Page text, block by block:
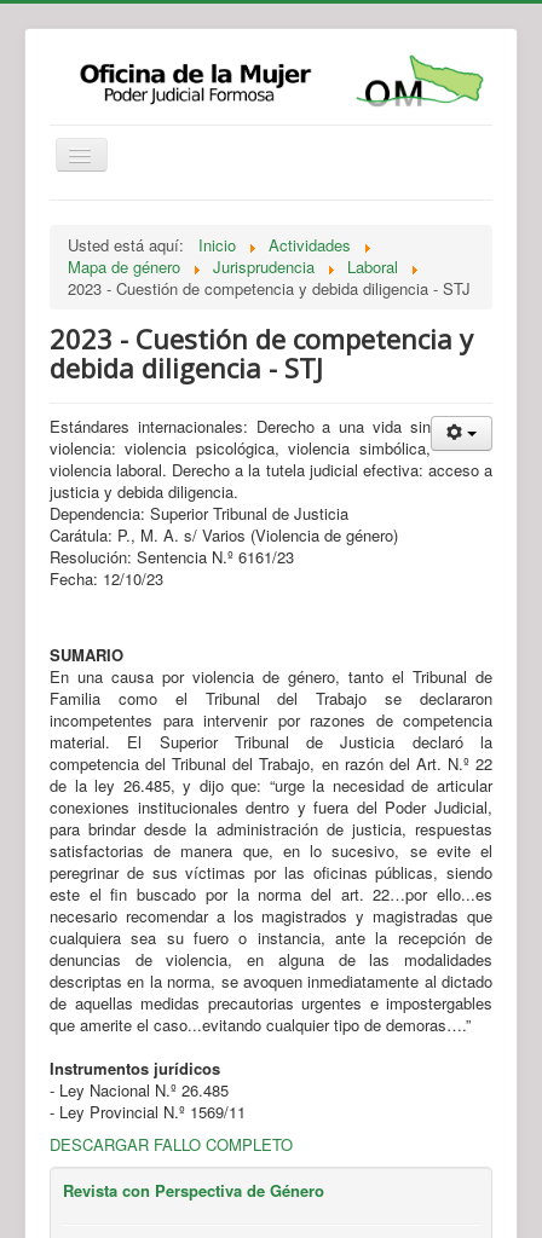
Legislación
Novedades
Recursos y Servicios de Atención
Contacto
Usted está aquí: Inicio
Actividades
Mapa de género
Jurisprudencia
Laboral
2023 - Cuestión de competencia y debida diligencia - STJ
2023 - Cuestión de competencia y
debida diligencia - STJ
Estándares internacionales: Derecho a una vida sin
violencia: violencia psicológica, violencia simbólica,
violencia laboral. Derecho a la tutela judicial efectiva: acceso a
justicia y debida diligencia.
Dependencia: Superior Tribunal de Justicia
Carátula: P., M. A. s/ Varios (Violencia de género)
Resolución: Sentencia N.º 6161/23
Fecha: 12/10/23
SUMARIO
En una causa por violencia de género, tanto el Tribunal de
Familia como el Tribunal del Trabajo se declararon
incompetentes para intervenir por razones de competencia
material. El Superior Tribunal de Justicia declaró la
competencia del Tribunal del Trabajo, en razón del Art. N.º 22
de la ley 26.485, y dijo que: “urge la necesidad de articular
conexiones institucionales dentro y fuera del Poder Judicial,
para brindar desde la administración de justicia, respuestas
satisfactorias de manera que, en lo sucesivo, se evite el
peregrinar de sus víctimas por las oficinas públicas, siendo
este el fin buscado por la norma del art. 22…por ello...es
necesario recomendar a los magistrados y magistradas que
cualquiera sea su fuero o instancia, ante la recepción de
denuncias de violencia, en alguna de las modalidades
descriptas en la norma, se avoquen inmediatamente al dictado
de aquellas medidas precautorias urgentes e impostergables
que amerite el caso...evitando cualquier tipo de demoras….”
Instrumentos jurídicos
- Ley Nacional N.º 26.485
- Ley Provincial N.º 1569/11
DESCARGAR FALLO COMPLETO
Revista con Perspectiva de Género